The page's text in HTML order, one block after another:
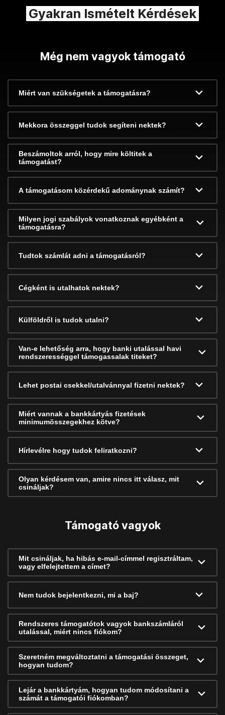
Gyakran Ismételt Kérdések
Még nem vagyok támogató
Miért van szükségetek a támogatásra?
Mekkora összeggel tudok segíteni nektek?
Beszámoltok arról, hogy mire költitek a
támogatást?
A támogatásom közérdekű adománynak számít?
Milyen jogi szabályok vonatkoznak egyébként a
támogatásra?
Tudtok számlát adni a támogatásról?
Cégként is utalhatok nektek?
Külföldről is tudok utalni?
Van-e lehetőség arra, hogy banki utalással havi
rendszerességgel támogassalak titeket?
Lehet postai csekkel/utalvánnyal fizetni nektek?
Miért vannak a bankkártyás fizetések
minimumösszegekhez kötve?
Hírlevélre hogy tudok feliratkozni?
Olyan kérdésem van, amire nincs itt válasz, mit
csináljak?
Támogató vagyok
Mit csináljak, ha hibás e-mail-címmel regisztráltam,
vagy elfelejtettem a címet?
Nem tudok bejelentkezni, mi a baj?
Rendszeres támogatótok vagyok bankszámláról
utalással, miért nincs fiókom?
Szeretném megváltoztatni a támogatási összeget,
hogyan tudom?
Lejár a bankkártyám, hogyan tudom módosítani a
számát a támogatói fiókomban?